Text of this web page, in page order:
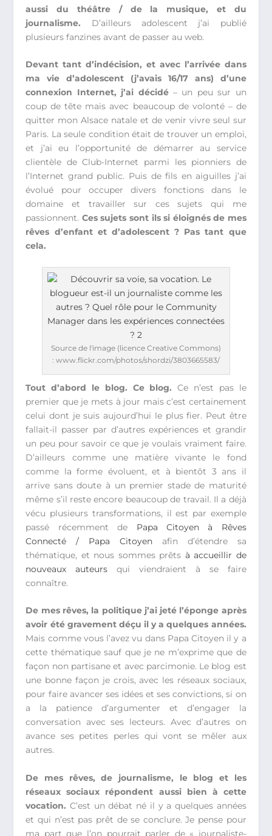
aussi du théâtre / de la musique, et du
journalisme. D’ailleurs adolescent j’ai publié
plusieurs fanzines avant de passer au web.
Devant tant d’indécision, et avec l’arrivée dans
ma vie d’adolescent (j’avais 16/17 ans) d’une
connexion Internet, j’ai décidé– un peu sur un
coup de tête mais avec beaucoup de volonté – de
quitter mon Alsace natale et de venir vivre seul sur
Paris. La seule condition était de trouver un emploi,
et j’ai eu l’opportunité de démarrer au service
clientèle de Club-Internet parmi les pionniers de
l’Internet grand public. Puis de fils en aiguilles j’ai
évolué pour occuper divers fonctions dans le
domaine et travailler sur ces sujets qui me
passionnent. Ces sujets sont ils si éloignés de mes
rêves d’enfant et d’adolescent ? Pas tant que
cela.
Source de l'image (licence Creative Commons)
: www.flickr.com/photos/shordzi/3803665583/
Tout d’abord le blog. Ce blog. Ce n’est pas le
premier que je mets à jour mais c’est certainement
celui dont je suis aujourd’hui le plus fier. Peut être
fallait-il passer par d’autres expériences et grandir
un peu pour savoir ce que je voulais vraiment faire.
D’ailleurs comme une matière vivante le fond
comme la forme évoluent, et à bientôt 3 ans il
arrive sans doute à un premier stade de maturité
même s’il reste encore beaucoup de travail. Il a déjà
vécu plusieurs transformations, il est par exemple
passé récemment de Papa Citoyen à Rêves
Connecté / Papa Citoyen afin d’étendre sa
thématique, et nous sommes prêts à accueillir de
nouveaux auteurs qui viendraient à se faire
connaître.
De mes rêves, la politique j’ai jeté l’éponge après
avoir été gravement déçu il y a quelques années.
Mais comme vous l’avez vu dans Papa Citoyen il y a
cette thématique sauf que je ne m’exprime que de
façon non partisane et avec parcimonie. Le blog est
une bonne façon je crois, avec les réseaux sociaux,
pour faire avancer ses idées et ses convictions, si on
a la patience d’argumenter et d’engager la
conversation avec ses lecteurs. Avec d’autres on
avance ses petites perles qui vont se mêler aux
autres.
De mes rêves, de journalisme, le blog et les
réseaux sociaux répondent aussi bien à cette
vocation. C’est un débat né il y a quelques années
et qui n’est pas prêt de se conclure. Je pense pour
ma part que l’on pourrait parler de « journaliste-